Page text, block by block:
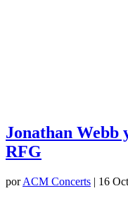
Jonathan Webb
RFG
porACM Concerts | 16